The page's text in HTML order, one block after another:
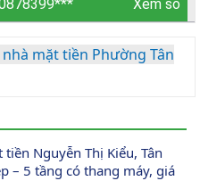
Xem số
nhà mặt tiền Phường Tân
tiền Nguyễn Thị Kiểu, Tân
– 5 tầng có thang máy, giá